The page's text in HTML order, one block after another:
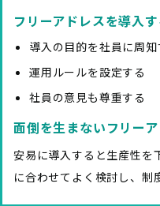
フリーアドレスを導入
導入の目的を社員に周知
運用ルールを設定する
社員の意見も尊重する
面倒を生まないフリー
安易に導入すると生産性を
に合わせてよく検討し、制